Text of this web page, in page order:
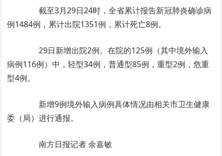
截至3月29日24时，全省累计报告新冠肺炎确诊病
例1484例，累计出院1351例，累计死亡8例。
29日新增出院2例。在院的125例（其中境外输入
病例116例）中，轻型34例，普通型85例，重型2例，危重
型4例。
新增9例境外输入病例具体情况由相关市卫生健康
委（局）进行通报。
南方日报记者 余嘉敏